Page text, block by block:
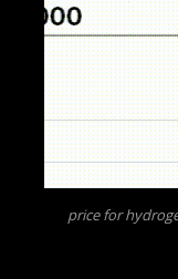
price for